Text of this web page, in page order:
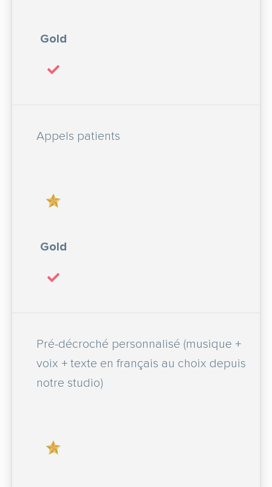
Gold
Appels patients
Gold
Pré-décroché personnalisé (musique +
voix + texte en français au choix depuis
notre studio)